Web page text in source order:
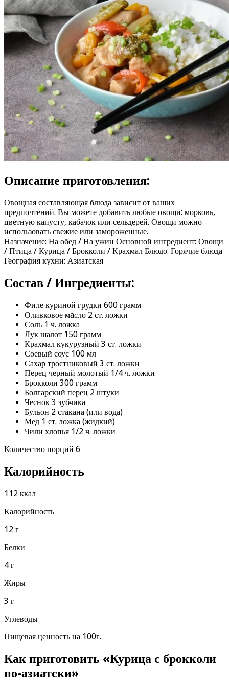
Описание приготовления:
Овощная составляющая блюда зависит от ваших
предпочтений. Вы можете добавить любые овощи: морковь,
цветную капусту, кабачок или сельдерей. Овощи можно
использовать свежие или замороженные.
Назначение: На обед / На ужин Основной ингредиент: Овощи
/ Птица / Курица / Брокколи / Крахмал Блюдо: Горячие блюда
География кухни: Азиатская
Состав / Ингредиенты:
Филе куриной грудки 600 грамм
Оливковое мaсло 2 ст. ложки
Соль 1 ч. ложка
Лук шалот 150 грамм
Крахмал кукурузный 3 ст. ложки
Соевый соус 100 мл
Сахар тростниковый 3 ст. ложки
Перец черный молотый 1/4 ч. ложки
Брокколи 300 грамм
Болгарский перец 2 штуки
Чеснок 3 зубчика
Бульон 2 стакана (или вода)
Мед 1 ст. ложка (жидкий)
Чили хлопья 1/2 ч. ложки
Количество порций 6
Калорийность
112 ккал
Калорийность
12 г
Белки
4 г
Жиры
3 г
Углеводы
Пищевая ценность на 100г.
Как приготовить «Курица с брокколи
по-азиатски»